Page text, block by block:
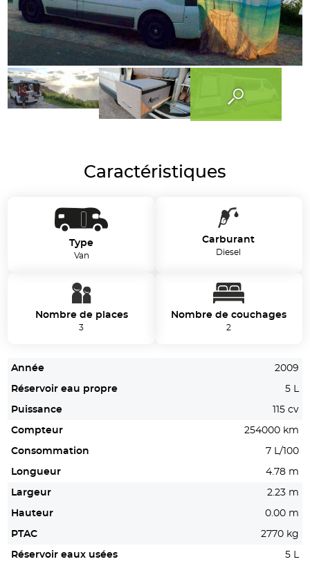
Caractéristiques
Type
Van
Carburant
Diesel
Nombre de places
3
Nombre de couchages
2
Année 2009
Réservoir eau propre 5 L
Puissance 115 cv
Compteur 254000 km
Consommation 7 L/100
Longueur 4.78 m
Largeur 2.23 m
Hauteur 0.00 m
PTAC 2770 kg
Réservoir eaux usées 5 L